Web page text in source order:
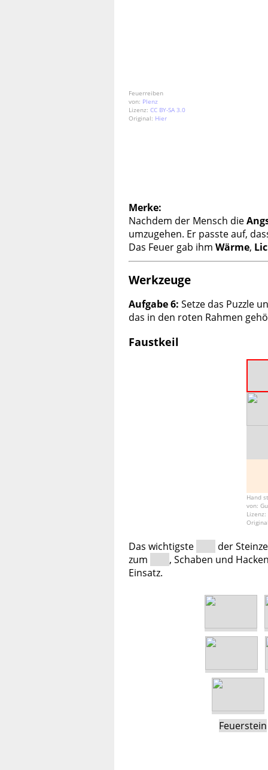
Feuerreiben
von: Plenz
Lizenz: CC BY-SA 3.0
Original: Hier
Merke:
Nachdem der Mensch die
umzugehen. Er passte auf,
Das Feuer gab ihm Wärme,
Werkzeuge
Aufgabe 6: Setze das Puzzle
das in den roten Rahmen
Faustkeil
Hand
von:
Das wichtigste
der
zum
, Schaben und
Einsatz.
Feuerstein